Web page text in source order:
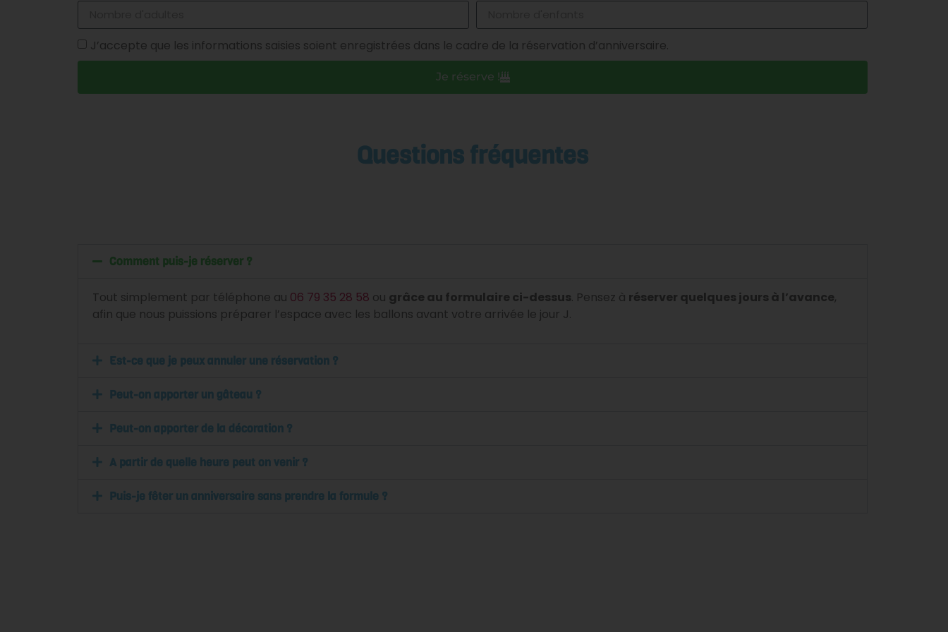
J’accepte que les informations saisies soient enregistrées dans le cadre de la réservation d’anniversaire.
Je réserve !
Questions fréquentes
Comment puis-je réserver ?
Tout simplement par téléphone au 06 79 35 28 58 ou grâce au formulaire ci-dessus. Pensez à réserver quelques jours à l’avance,
afin que nous puissions préparer l’espace avec les ballons avant votre arrivée le jour J.
Est-ce que je peux annuler une réservation ?
Peut-on apporter un gâteau ?
Peut-on apporter de la décoration ?
A partir de quelle heure peut on venir ?
Puis-je fêter un anniversaire sans prendre la formule ?